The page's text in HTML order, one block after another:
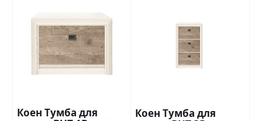
Коен Тумба для
Коен Тумба для